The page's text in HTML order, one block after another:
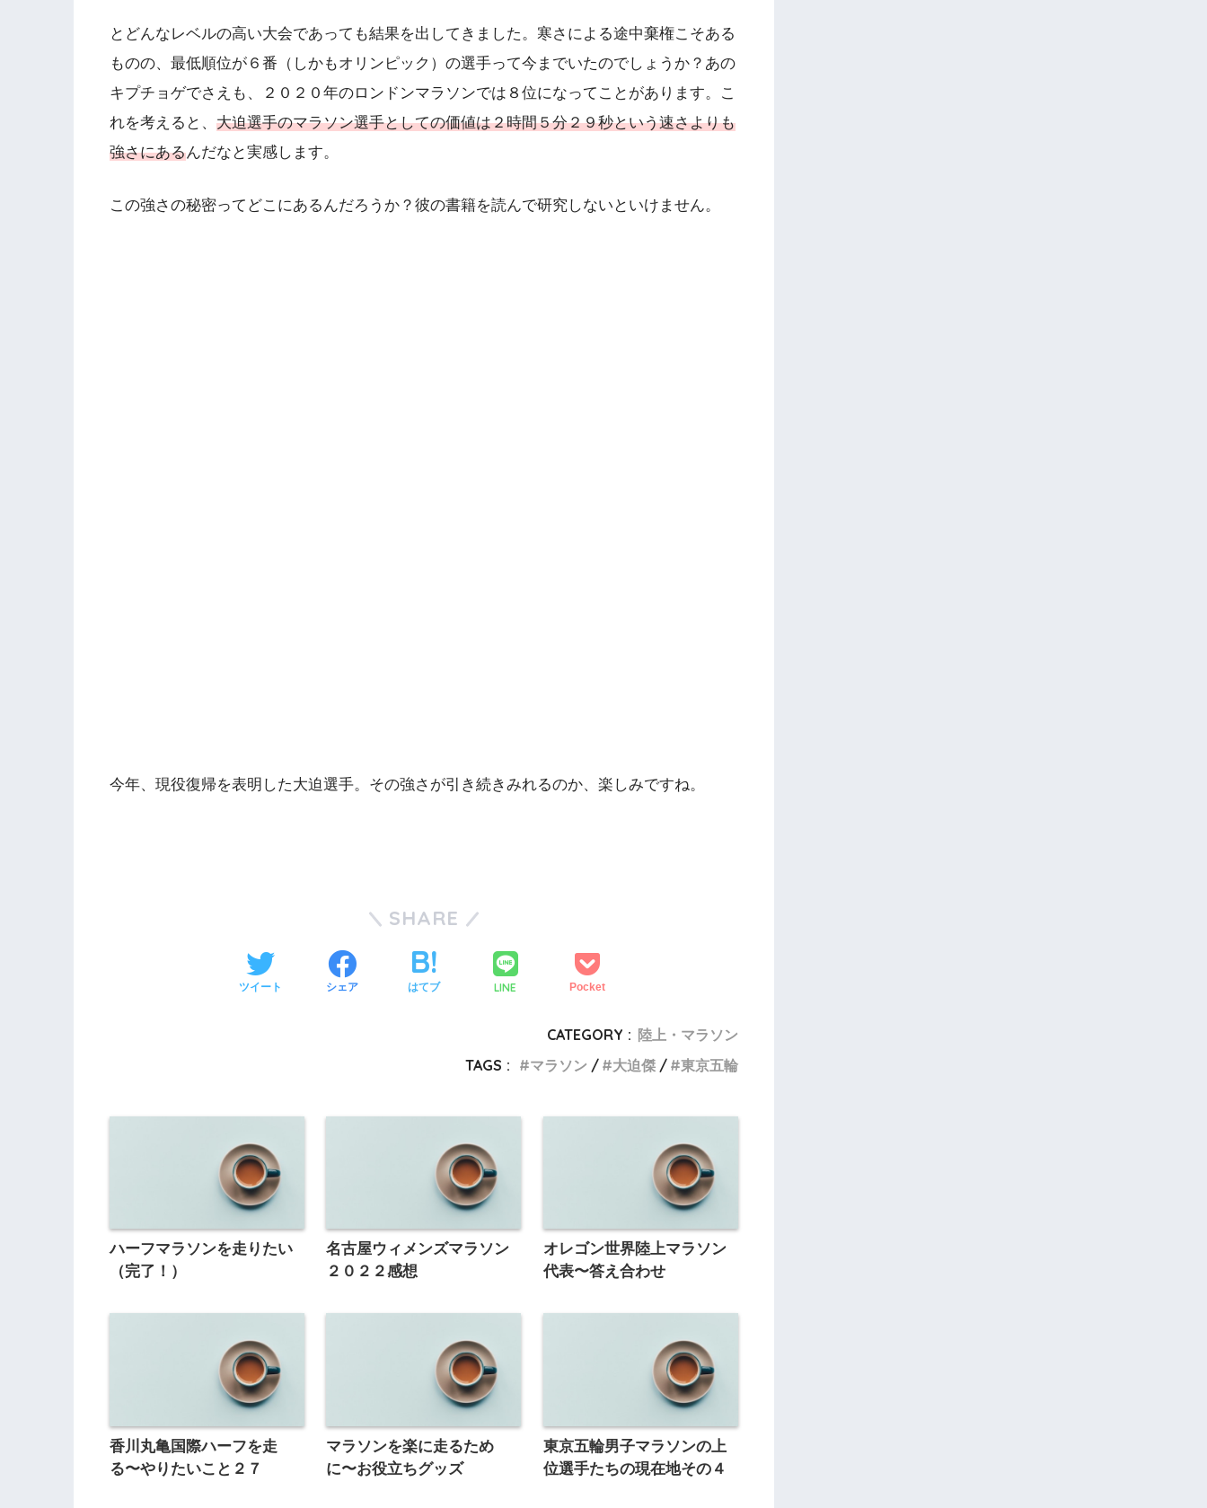
とどんなレベルの高い大会であっても結果を出してきました。寒さによる途中棄権こそある
ものの、最低順位が６番（しかもオリンピック）の選手って今までいたのでしょうか？あの
キプチョゲでさえも、２０２０年のロンドンマラソンでは８位になってことがあります。こ
れを考えると、 大迫選手のマラソン選手としての価値は２時間５分２９秒という速さよりも
強さにあるんだなと実感します。
この強さの秘密ってどこにあるんだろうか？彼の書籍を読んで研究しないといけません。
今年、現役復帰を表明した大迫選手。その強さが引き続きみれるのか、楽しみですね。
SHARE
ツイート シェア はてブ LINE Pocket
CATEGORY : 陸上・マラソン
TAGS :
マラソン 大迫傑 東京五輪
ハーフマラソンを走りたい
（完了！）
名古屋ウィメンズマラソン
２０２２感想
オレゴン世界陸上マラソン
代表〜答え合わせ
香川丸亀国際ハーフを走
る〜やりたいこと２７
マラソンを楽に走るため
に〜お役立ちグッズ
東京五輪男子マラソンの上
位選手たちの現在地その４